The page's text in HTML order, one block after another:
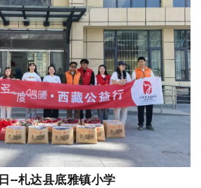
--札达县底雅镇小学